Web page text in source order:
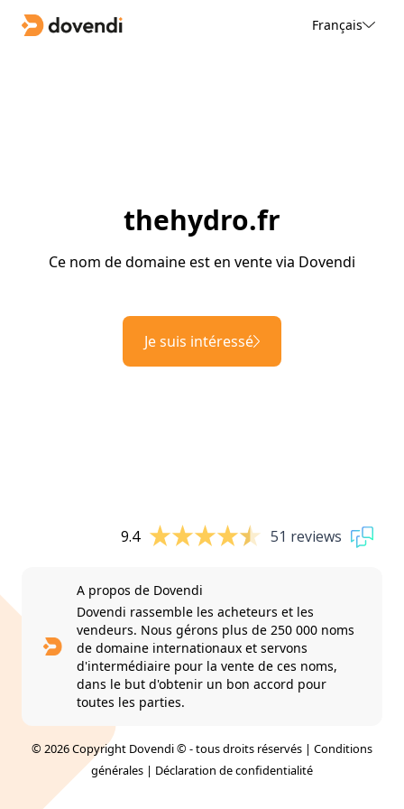
Français
thehydro.fr
Ce nom de domaine est en vente via Dovendi
Je suis intéressé
9.4 51 reviews
A propos de Dovendi
Dovendi rassemble les acheteurs et les
vendeurs. Nous gérons plus de 250 000 noms
de domaine internationaux et servons
d'intermédiaire pour la vente de ces noms,
dans le but d'obtenir un bon accord pour
toutes les parties.
© 2026 Copyright Dovendi © - tous droits réservés | Conditions
générales | Déclaration de confidentialité